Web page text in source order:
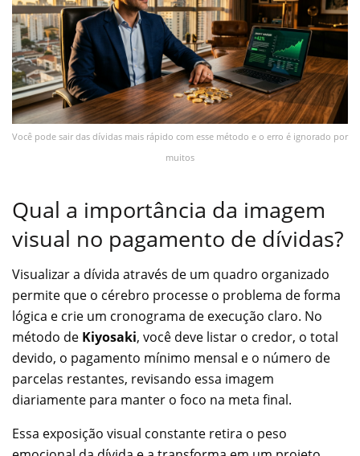
Você pode sair das dívidas mais rápido com esse método e o erro é ignorado por
muitos
Qual a importância da imagem
visual no pagamento de dívidas?
Visualizar a dívida através de um quadro organizado
permite que o cérebro processe o problema de forma
lógica e crie um cronograma de execução claro. No
método de Kiyosaki, você deve listar o credor, o total
devido, o pagamento mínimo mensal e o número de
parcelas restantes, revisando essa imagem
diariamente para manter o foco na meta final.
Essa exposição visual constante retira o peso